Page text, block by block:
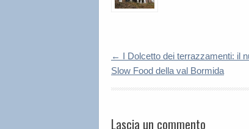
← I Dolcetto dei terrazzamenti: il
Slow Food della val Bormida
Lascia un commento